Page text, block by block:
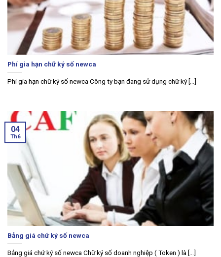
Phí gia hạn chữ ký số newca
Phí gia hạn chữ ký số newca Công ty bạn đang sử dụng chữ ký [...]
Bảng giá chứ ký số newca
Bảng giá chứ ký số newca Chữ ký số doanh nghiệp ( Token ) là [...]
04
Th6